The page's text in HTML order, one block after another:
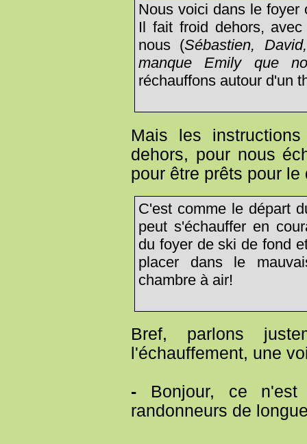
Nous voici dans le foyer
Il fait froid dehors,
nous (Sébastien,
manque Emily que
réchauffons autour d'un
Mais les
dehors, pour nous
pour être prêts pour le
C'est comme le départ
peut s'échauffer en
du foyer de ski de fond
placer dans le
chambre à air!
Bref, parlons
l'échauffement, une
- Bonjour, ce
randonneurs de